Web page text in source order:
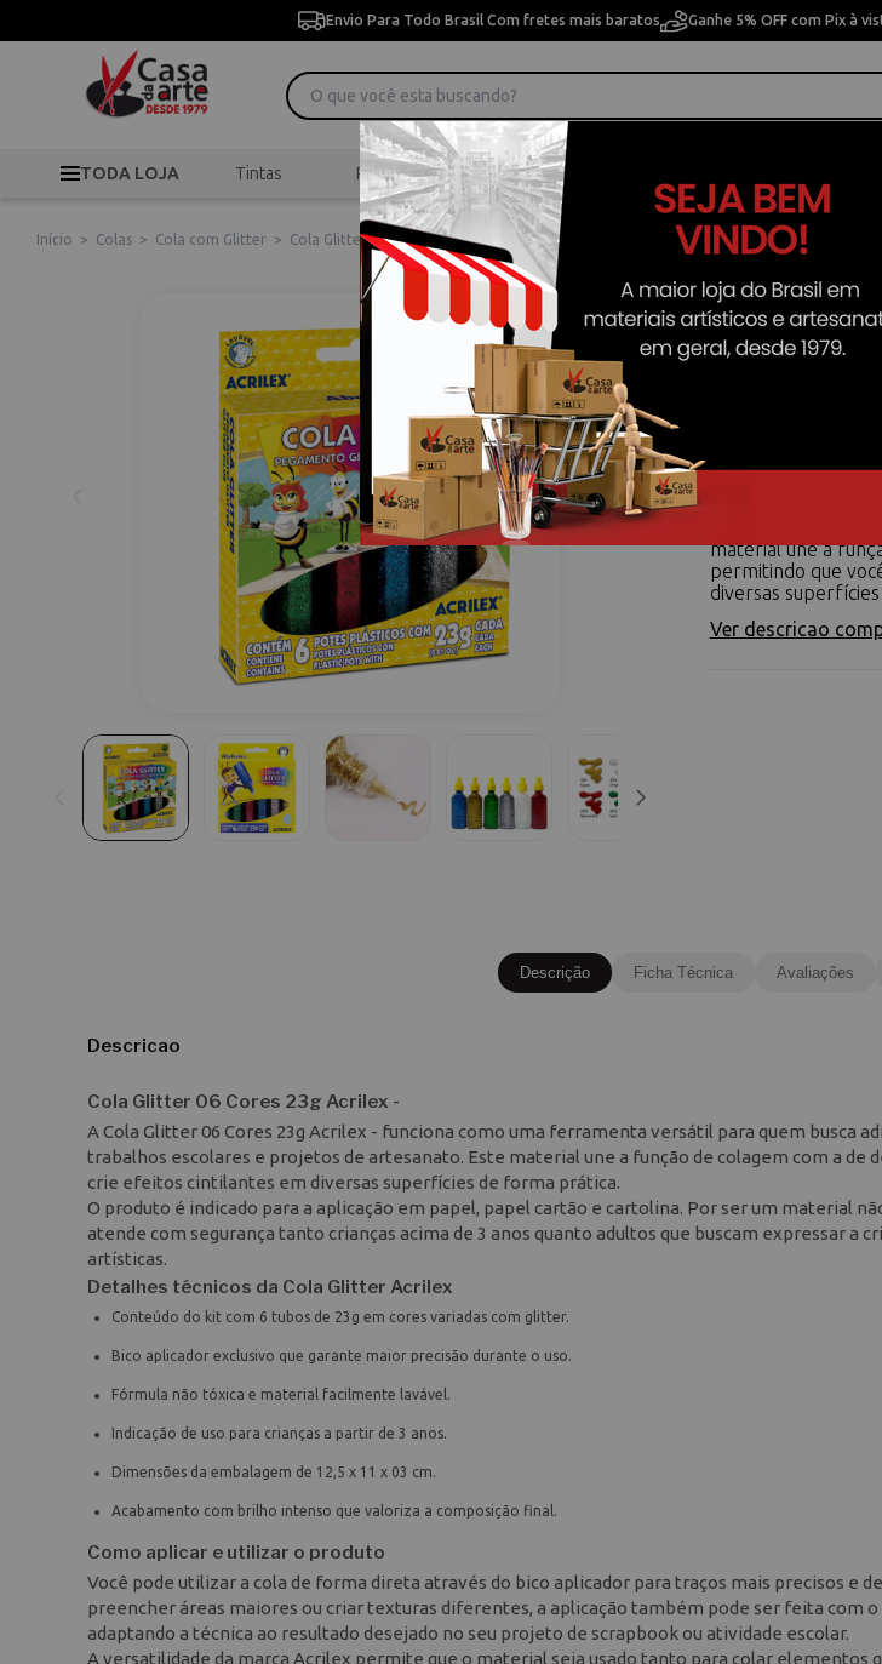
Envio Para Todo Brasil Com fretes mais baratos Ganhe 5% OFF com Pix à
TODA LOJA Tintas Pincéis Desenho
Início > Colas > Cola com Glitter > Cola Glitter 06 Cores 23g Acrilex - 02923
Cola Glitter 06
Cola Glitter 06
Cores 23g Acrilex
material une a
permitindo que
diversas
Ver descricao
Descrição Ficha Técnica Avaliações
Descricao
Cola Glitter 06 Cores 23g Acrilex -
A Cola Glitter 06 Cores 23g Acrilex - funciona como uma ferramenta versátil para quem busca
trabalhos escolares e projetos de artesanato. Este material une a função de colagem com a de
crie efeitos cintilantes em diversas superfícies de forma prática.
O produto é indicado para a aplicação em papel, papel cartão e cartolina. Por ser um material
atende com segurança tanto crianças acima de 3 anos quanto adultos que buscam expressar a
artísticas.
Detalhes técnicos da Cola Glitter Acrilex
Conteúdo do kit com 6 tubos de 23g em cores variadas com glitter.
Bico aplicador exclusivo que garante maior precisão durante o uso.
Fórmula não tóxica e material facilmente lavável.
Indicação de uso para crianças a partir de 3 anos.
Dimensões da embalagem de 12,5 x 11 x 03 cm.
Acabamento com brilho intenso que valoriza a composição final.
Como aplicar e utilizar o produto
Você pode utilizar a cola de forma direta através do bico aplicador para traços mais precisos e
preencher áreas maiores ou criar texturas diferentes, a aplicação também pode ser feita com o
adaptando a técnica ao resultado desejado no seu projeto de scrapbook ou atividade escolar.
A versatilidade da marca Acrilex permite que o material seja usado tanto para colar elementos